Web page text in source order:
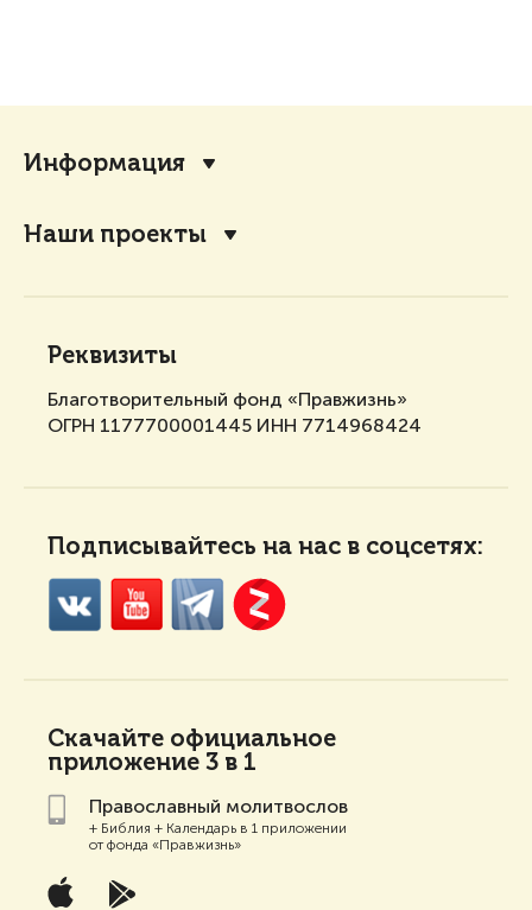
Информация
Наши проекты
Реквизиты
Благотворительный фонд «Правжизнь»
ОГРН 1177700001445 ИНН 7714968424
Подписывайтесь на нас в соцсетях:
Скачайте официальное
приложение 3 в 1
Православный молитвослов
+ Библия + Календарь в 1 приложении
от фонда «Правжизнь»